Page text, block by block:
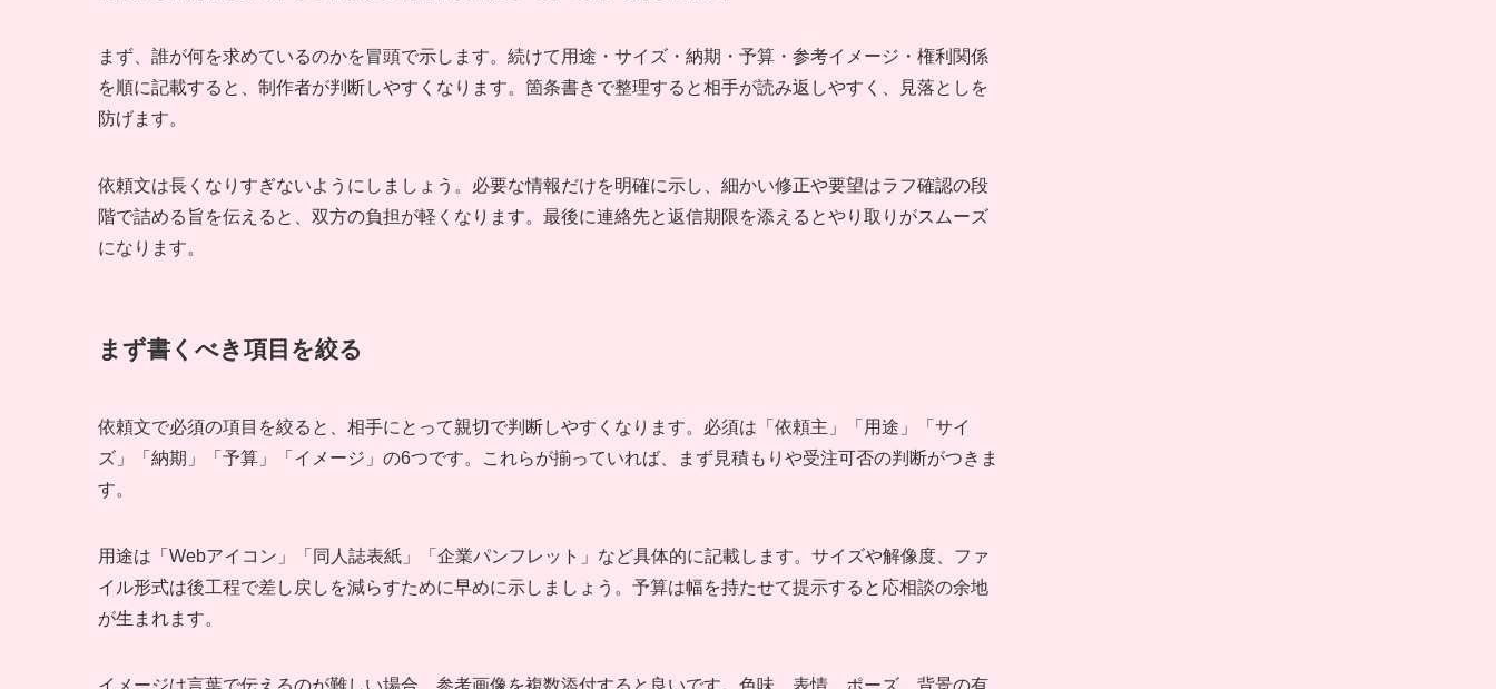
まず、誰が何を求めているのかを冒頭で示します。続けて用途・サイズ・納期・予算・参考イメージ・権利関係
を順に記載すると、制作者が判断しやすくなります。箇条書きで整理すると相手が読み返しやすく、見落としを
防げます。
依頼文は長くなりすぎないようにしましょう。必要な情報だけを明確に示し、細かい修正や要望はラフ確認の段
階で詰める旨を伝えると、双方の負担が軽くなります。最後に連絡先と返信期限を添えるとやり取りがスムーズ
になります。
まず書くべき項目を絞る
依頼文で必須の項目を絞ると、相手にとって親切で判断しやすくなります。必須は「依頼主」「用途」「サイ
ズ」「納期」「予算」「イメージ」の6つです。これらが揃っていれば、まず見積もりや受注可否の判断がつきま
す。
用途は「Webアイコン」「同人誌表紙」「企業パンフレット」など具体的に記載します。サイズや解像度、ファ
イル形式は後工程で差し戻しを減らすために早めに示しましょう。予算は幅を持たせて提示すると応相談の余地
が生まれます。
イメージは言葉で伝えるのが難しい場合、参考画像を複数添付すると良いです。色味、表情、ポーズ、背景の有